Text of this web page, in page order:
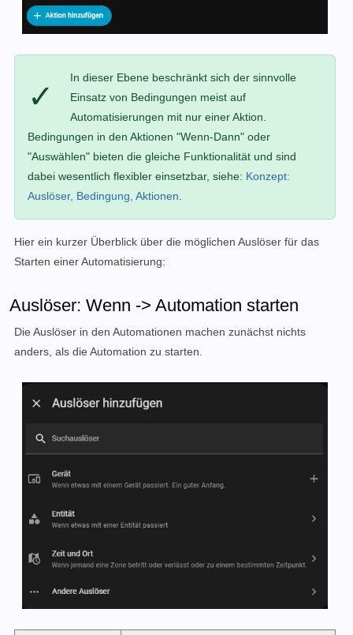
✓
In dieser Ebene beschränkt sich der sinnvolle
Einsatz von Bedingungen meist auf
Automatisierungen mit nur einer Aktion.
Bedingungen in den Aktionen "Wenn-Dann" oder
"Auswählen" bieten die gleiche Funktionalität und sind
dabei wesentlich flexibler einsetzbar, siehe: Konzept:
Auslöser, Bedingung, Aktionen
Hier ein kurzer Überblick über die möglichen Auslöser für das
Starten einer Automatisierung:
Auslöser: Wenn -> Automation starten
Die Auslöser in den Automationen machen zunächst nichts
anders, als die Automation zu starten.